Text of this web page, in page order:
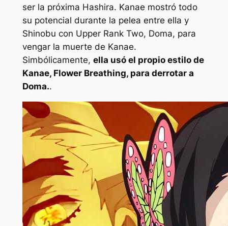
ser la próxima Hashira. Kanae mostró todo
su potencial durante la pelea entre ella y
Shinobu con Upper Rank Two, Doma, para
vengar la muerte de Kanae.
Simbólicamente, ella usó el propio estilo de
Kanae, Flower Breathing, para derrotar a
Doma..